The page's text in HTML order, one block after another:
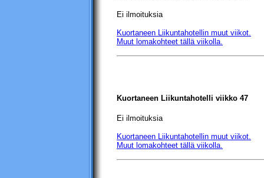
Ei ilmoituksia
Kuortaneen Liikuntahotellin muut viikot.
Muut lomakohteet tällä viikolla.
Kuortaneen Liikuntahotelli viikko 47
Ei ilmoituksia
Kuortaneen Liikuntahotellin muut viikot.
Muut lomakohteet tällä viikolla.